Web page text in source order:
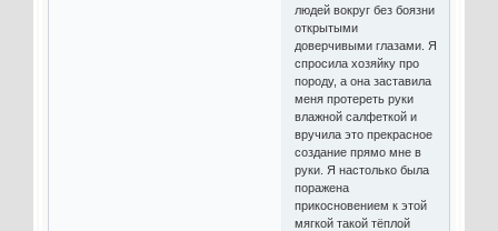
людей вокруг без боязни
открытыми
доверчивыми глазами. Я
спросила хозяйку про
породу, а она заставила
меня протереть руки
влажной салфеткой и
вручила это прекрасное
создание прямо мне в
руки. Я настолько была
поражена
прикосновением к этой
мягкой такой тёплой